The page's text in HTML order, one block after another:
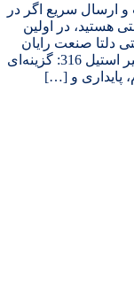
قیمت مناسب و ارسال سریع اگر در
با قیمتی رقابتی هستید، در اولین
دلتا صنعت رایان
نسبت به خریدی مطمئن اقدام کنید. قیمت شیر استیل 316: گزینه‌ای
پایداری و […]